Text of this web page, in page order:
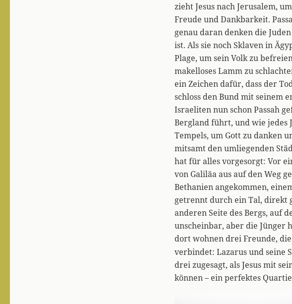
zieht Jesus nach Jerusalem,
Freude und Dankbarkeit.
genau daran denken die
ist. Als sie noch Sklaven in
Plage, um sein Volk zu
makelloses Lamm zu
ein Zeichen dafür, dass der
schloss den Bund mit seinem
Israeliten nun schon Passah
Bergland führt, und wie jedes
Tempels, um Gott zu danken
mitsamt den umliegenden
hat für alles vorgesorgt: Vor
von Galiläa aus auf den Weg
Bethanien angekommen,
getrennt durch ein Tal, direkt
anderen Seite des Bergs, auf
unscheinbar, aber die Jünger
dort wohnen drei Freunde,
verbindet: Lazarus und seine
drei zugesagt, als Jesus mit
können – ein perfektes